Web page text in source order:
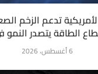
تدعم الزخم
الطاقة يتصدر النمو
6 أغسطس، 2026